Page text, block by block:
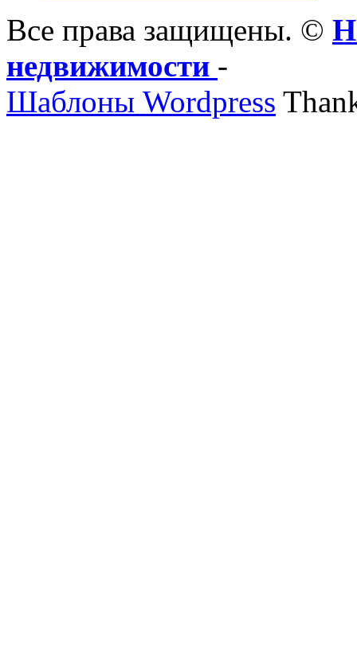
Все права защищены. ©
недвижимости -
Шаблоны Wordpress